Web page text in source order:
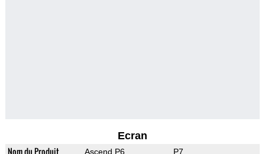
Ecran
Nom du Produit Ascend P6 P7